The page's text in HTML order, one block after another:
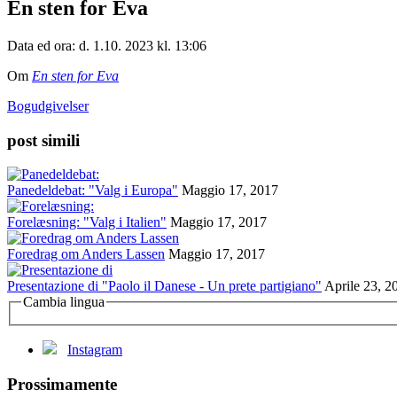
En sten for Eva
Data ed ora: d. 1.10. 2023 kl. 13:06
Om En sten for Eva
Bogudgivelser
post simili
Panedeldebat: "Valg i Europa" Maggio 17, 2017
Forelæsning: "Valg i Italien" Maggio 17, 2017
Foredrag om Anders Lassen Maggio 17, 2017
Presentazione di "Paolo il Danese - Un prete partigiano" Aprile 23,
Cambia lingua
Instagram
Prossimamente